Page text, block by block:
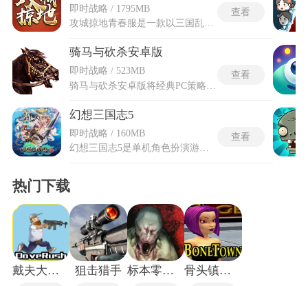
即时战略 / 1795MB
查看
骑马与砍杀安卓版
即时战略 / 523MB
查看
幻想三国志5
即时战略 / 160MB
查看
热门下载
戴夫大战僵尸m木糖m 狙击猎手 标本零联机版 骨头镇中文版